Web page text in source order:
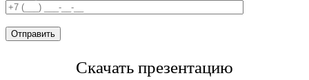
Скачать презентацию